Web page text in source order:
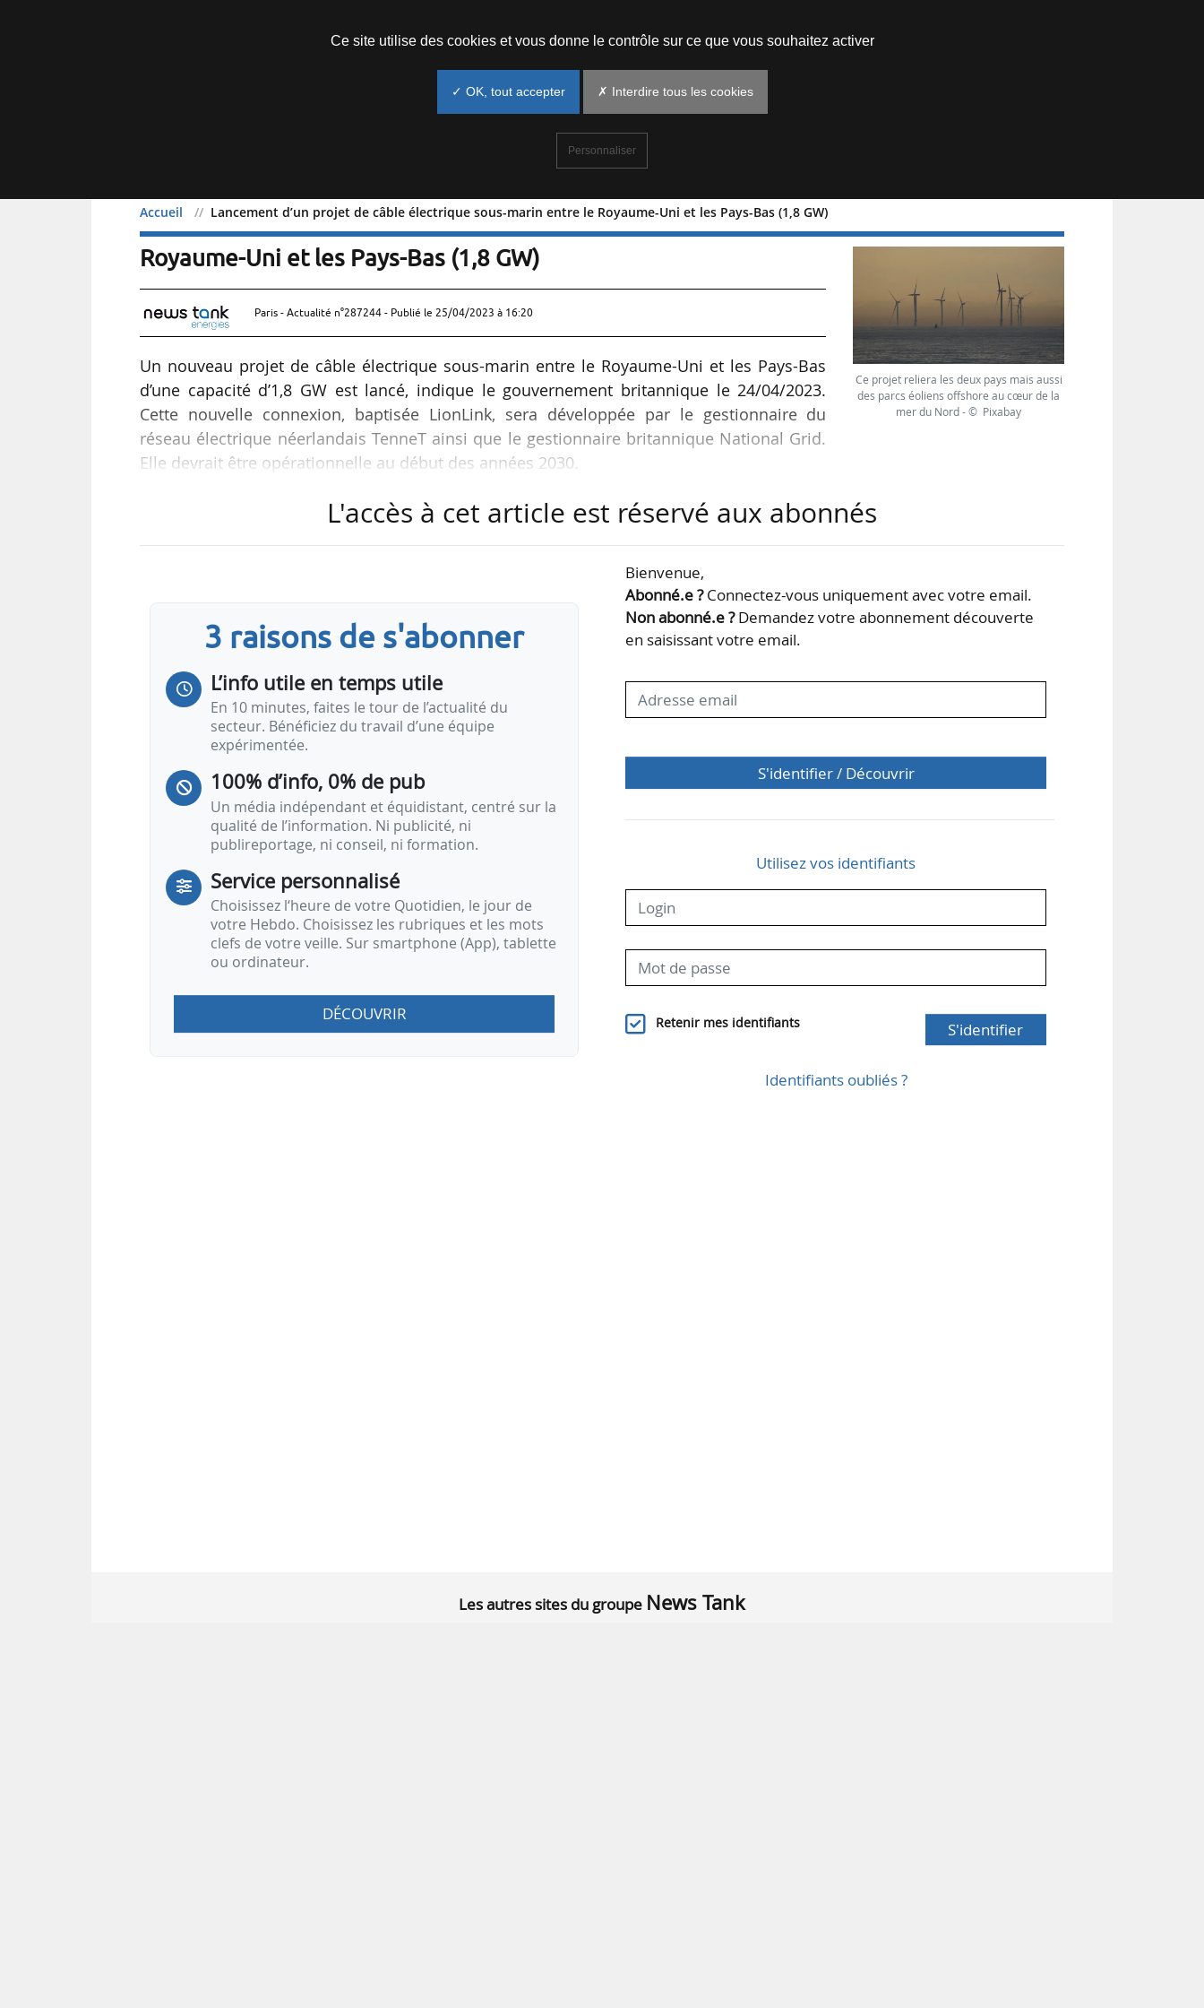
Accueil Lancement d’un projet de câble électrique sous-marin entre le Royaume-Uni et les Pays-Bas (1,8 GW)
Lancement d’un projet de câble électrique sous-marin entre le
Royaume-Uni et les Pays-Bas (1,8 GW)
Paris - Actualité n°287244 - Publié le 25/04/2023 à 16:20
Un nouveau projet de câble électrique sous-marin entre le Royaume-Uni et les Pays-Bas
d’une capacité d’1,8 GW est lancé, indique le gouvernement britannique le 24/04/2023.
Cette nouvelle connexion, baptisée LionLink, sera développée par le gestionnaire du
réseau électrique néerlandais TenneT ainsi que le gestionnaire britannique National Grid.
Elle devrait être opérationnelle au début des années 2030.
Ce projet reliera les deux pays mais aussi des parcs éoliens offshore en mer du Nord. « La
fois plus puissante que celle-ci », indiquent les autorités britanniques.
« Avec les liens solides que nous entretenons…
Ce projet reliera les deux pays mais aussi
des parcs éoliens offshore au cœur de la
mer du Nord - © Pixabay
L'accès à cet article est réservé aux abonnés
3 raisons de s'abonner
L’info utile en temps utile
En 10 minutes, faites le tour de l’actualité du
secteur. Bénéficiez du travail d’une équipe
expérimentée.
100% d’info, 0% de pub
Un média indépendant et équidistant, centré sur la
qualité de l’information. Ni publicité, ni
publireportage, ni conseil, ni formation.
Service personnalisé
Choisissez l‘heure de votre Quotidien, le jour de
votre Hebdo. Choisissez les rubriques et les mots
clefs de votre veille. Sur smartphone (App), tablette
ou ordinateur.
DÉCOUVRIR
Bienvenue,
Abonné.e ?Connectez-vous uniquement avec votre email.
Non abonné.e ?Demandez votre abonnement découverte
en saisissant votre email.
S'identifier / Découvrir
Utilisez vos identifiants
Retenir mes identifiants S'identifier
Identifiants oubliés ?
Les autres sites du groupe News Tank
Ce site utilise des cookies et vous donne le contrôle sur ce que vous souhaitez activer
✓ OK, tout accepter ✗ Interdire tous les cookies
Personnaliser